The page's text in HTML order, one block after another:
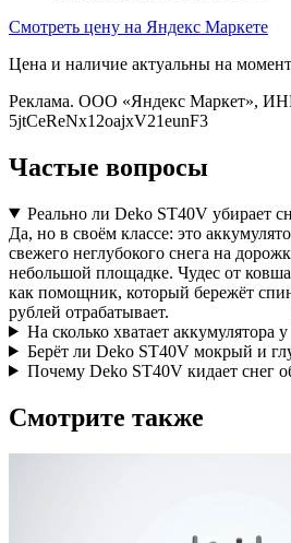
Смотреть цену на Яндекс Маркете
Цена и наличие актуальны на
Реклама. ООО «Яндекс Маркет»,
5jtCeReNx12oajxV21eunF3
Частые вопросы
Реально ли Deko ST40V убирает
Да, но в своём классе: это
свежего неглубокого снега на
небольшой площадке. Чудес от
как помощник, который бережёт
рублей отрабатывает.
На сколько хватает аккумулятора
Берёт ли Deko ST40V мокрый и
Почему Deko ST40V кидает снег
Смотрите также